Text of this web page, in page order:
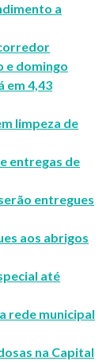
a
e domingo
em 4,43
limpeza de
entregas de
entregues
aos abrigos
até
rede municipal
na Capital